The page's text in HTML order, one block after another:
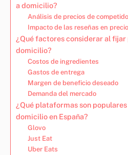
a domicilio?
Análisis de precios de
Impacto de las reseñas en
¿Qué factores considerar al
domicilio?
Costos de ingredientes
Gastos de entrega
Margen de beneficio deseado
Demanda del mercado
¿Qué plataformas son
domicilio en España?
Glovo
Just Eat
Uber Eats